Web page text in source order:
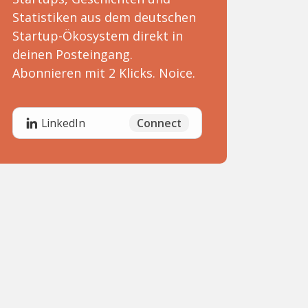
Statistiken aus dem deutschen
Startup-Ökosystem direkt in
deinen Posteingang.
Abonnieren mit 2 Klicks. Noice.
LinkedIn Connect